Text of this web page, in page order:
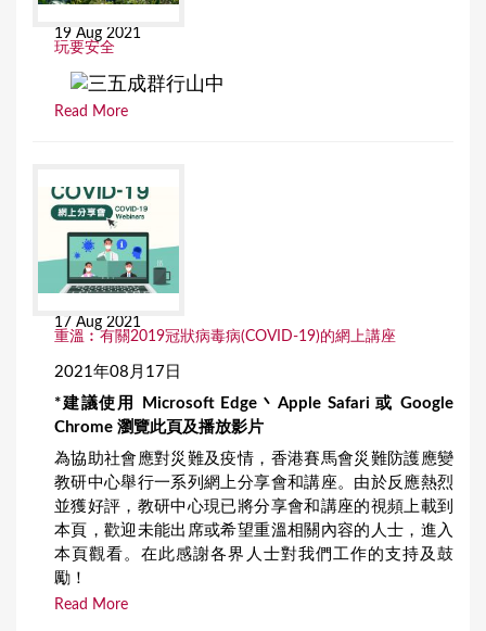
19 Aug 2021
玩要安全
Read More
17 Aug 2021
重溫︰有關2019冠狀病毒病(COVID-19)的網上講座
2021年08月17日
*建議使用 Microsoft Edge丶Apple Safari 或 Google
Chrome 瀏覽此頁及播放影片
為協助社會應對災難及疫情，香港賽馬會災難防護應變
教研中心舉行一系列網上分享會和講座。由於反應熱烈
並獲好評，教研中心現已將分享會和講座的視頻上載到
本頁，歡迎未能出席或希望重溫相關內容的人士，進入
本頁觀看。在此感謝各界人士對我們工作的支持及鼓
勵！
Read More